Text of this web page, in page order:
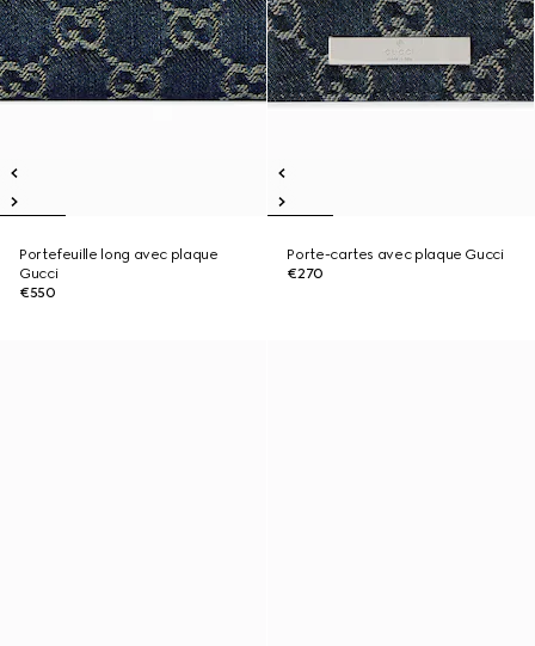
Portefeuille long avec plaque
Gucci
€550
Porte-cartes avec plaque Gucci
€270